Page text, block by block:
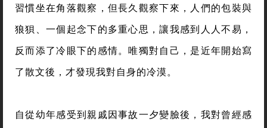
習慣坐在角落觀察，但長久觀察下來，人們的包裝與
狼狽、一個起念下的多重心思，讓我感到人人不易，
反而添了冷眼下的感情。唯獨對自己，是近年開始寫
了散文後，才發現我對自身的冷漠。
自從幼年感受到親戚因事故一夕變臉後，我對曾經感